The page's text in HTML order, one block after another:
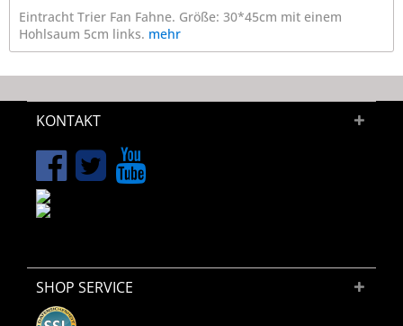
Eintracht Trier Fan Fahne. Größe: 30*45cm mit einem
Hohlsaum 5cm links. mehr
KONTAKT
SHOP SERVICE